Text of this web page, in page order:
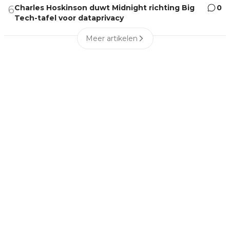
6Charles Hoskinson duwt Midnight richting Big
Tech-tafel voor dataprivacy
0
Meer artikelen